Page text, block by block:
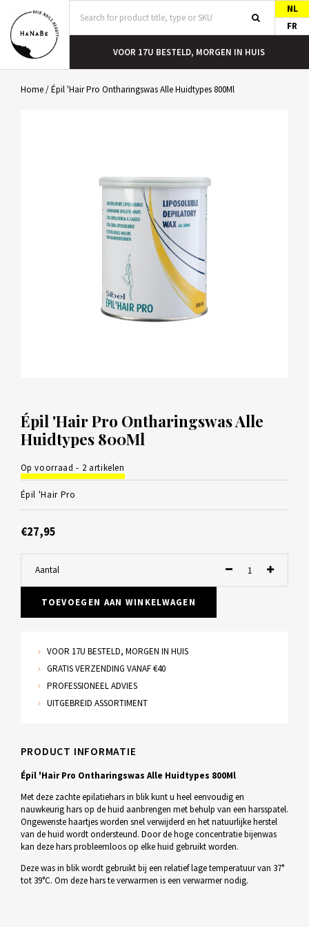
NL
FR
VOOR 17U BESTELD, MORGEN IN HUIS
Home/Épil 'Hair Pro Ontharingswas Alle Huidtypes 800Ml
Épil 'Hair Pro Ontharingswas Alle
Huidtypes 800Ml
Op voorraad - 2 artikelen
Épil 'Hair Pro
€27,95
Aantal
TOEVOEGEN AAN WINKELWAGEN
VOOR 17U BESTELD, MORGEN IN HUIS
GRATIS VERZENDING VANAF €40
PROFESSIONEEL ADVIES
UITGEBREID ASSORTIMENT
PRODUCT INFORMATIE
Épil 'Hair Pro Ontharingswas Alle Huidtypes 800Ml
Met deze zachte epilatiehars in blik kunt u heel eenvoudig en
nauwkeurig hars op de huid aanbrengen met behulp van een harsspatel.
Ongewenste haartjes worden snel verwijderd en het natuurlijke herstel
van de huid wordt ondersteund. Door de hoge concentratie bijenwas
kan deze hars probleemloos op elke huid gebruikt worden.
Deze was in blik wordt gebruikt bij een relatief lage temperatuur van 37°
tot 39°C. Om deze hars te verwarmen is een verwarmer nodig.